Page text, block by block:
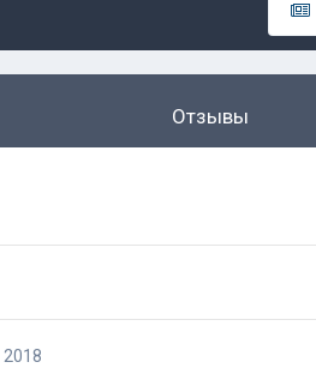
Отзывы
2018